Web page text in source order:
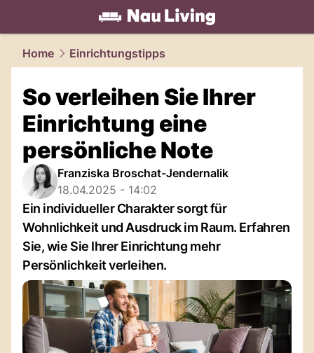
living.NAU.ch
Home Einrichtungstipps
So verleihen Sie Ihrer
Einrichtung eine
persönliche Note
Franziska Broschat-Jendernalik
18.04.2025 - 14:02
Ein individueller Charakter sorgt für
Wohnlichkeit und Ausdruck im Raum. Erfahren
Sie, wie Sie Ihrer Einrichtung mehr
Persönlichkeit verleihen.